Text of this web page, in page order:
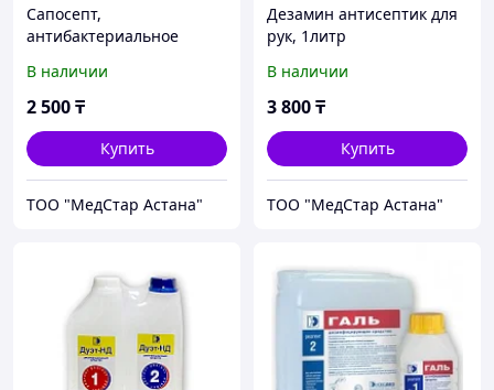
Сапосепт,
антибактериальное
В наличии
2 500₸
Купить
ТОО "МедСтар Астана"
Дезамин антисептик для
рук, 1литр
В наличии
3 800₸
Купить
ТОО "МедСтар Астана"